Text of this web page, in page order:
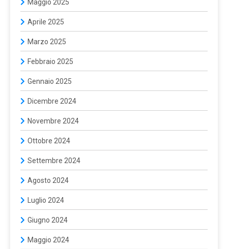
Maggio 2025
Aprile 2025
Marzo 2025
Febbraio 2025
Gennaio 2025
Dicembre 2024
Novembre 2024
Ottobre 2024
Settembre 2024
Agosto 2024
Luglio 2024
Giugno 2024
Maggio 2024